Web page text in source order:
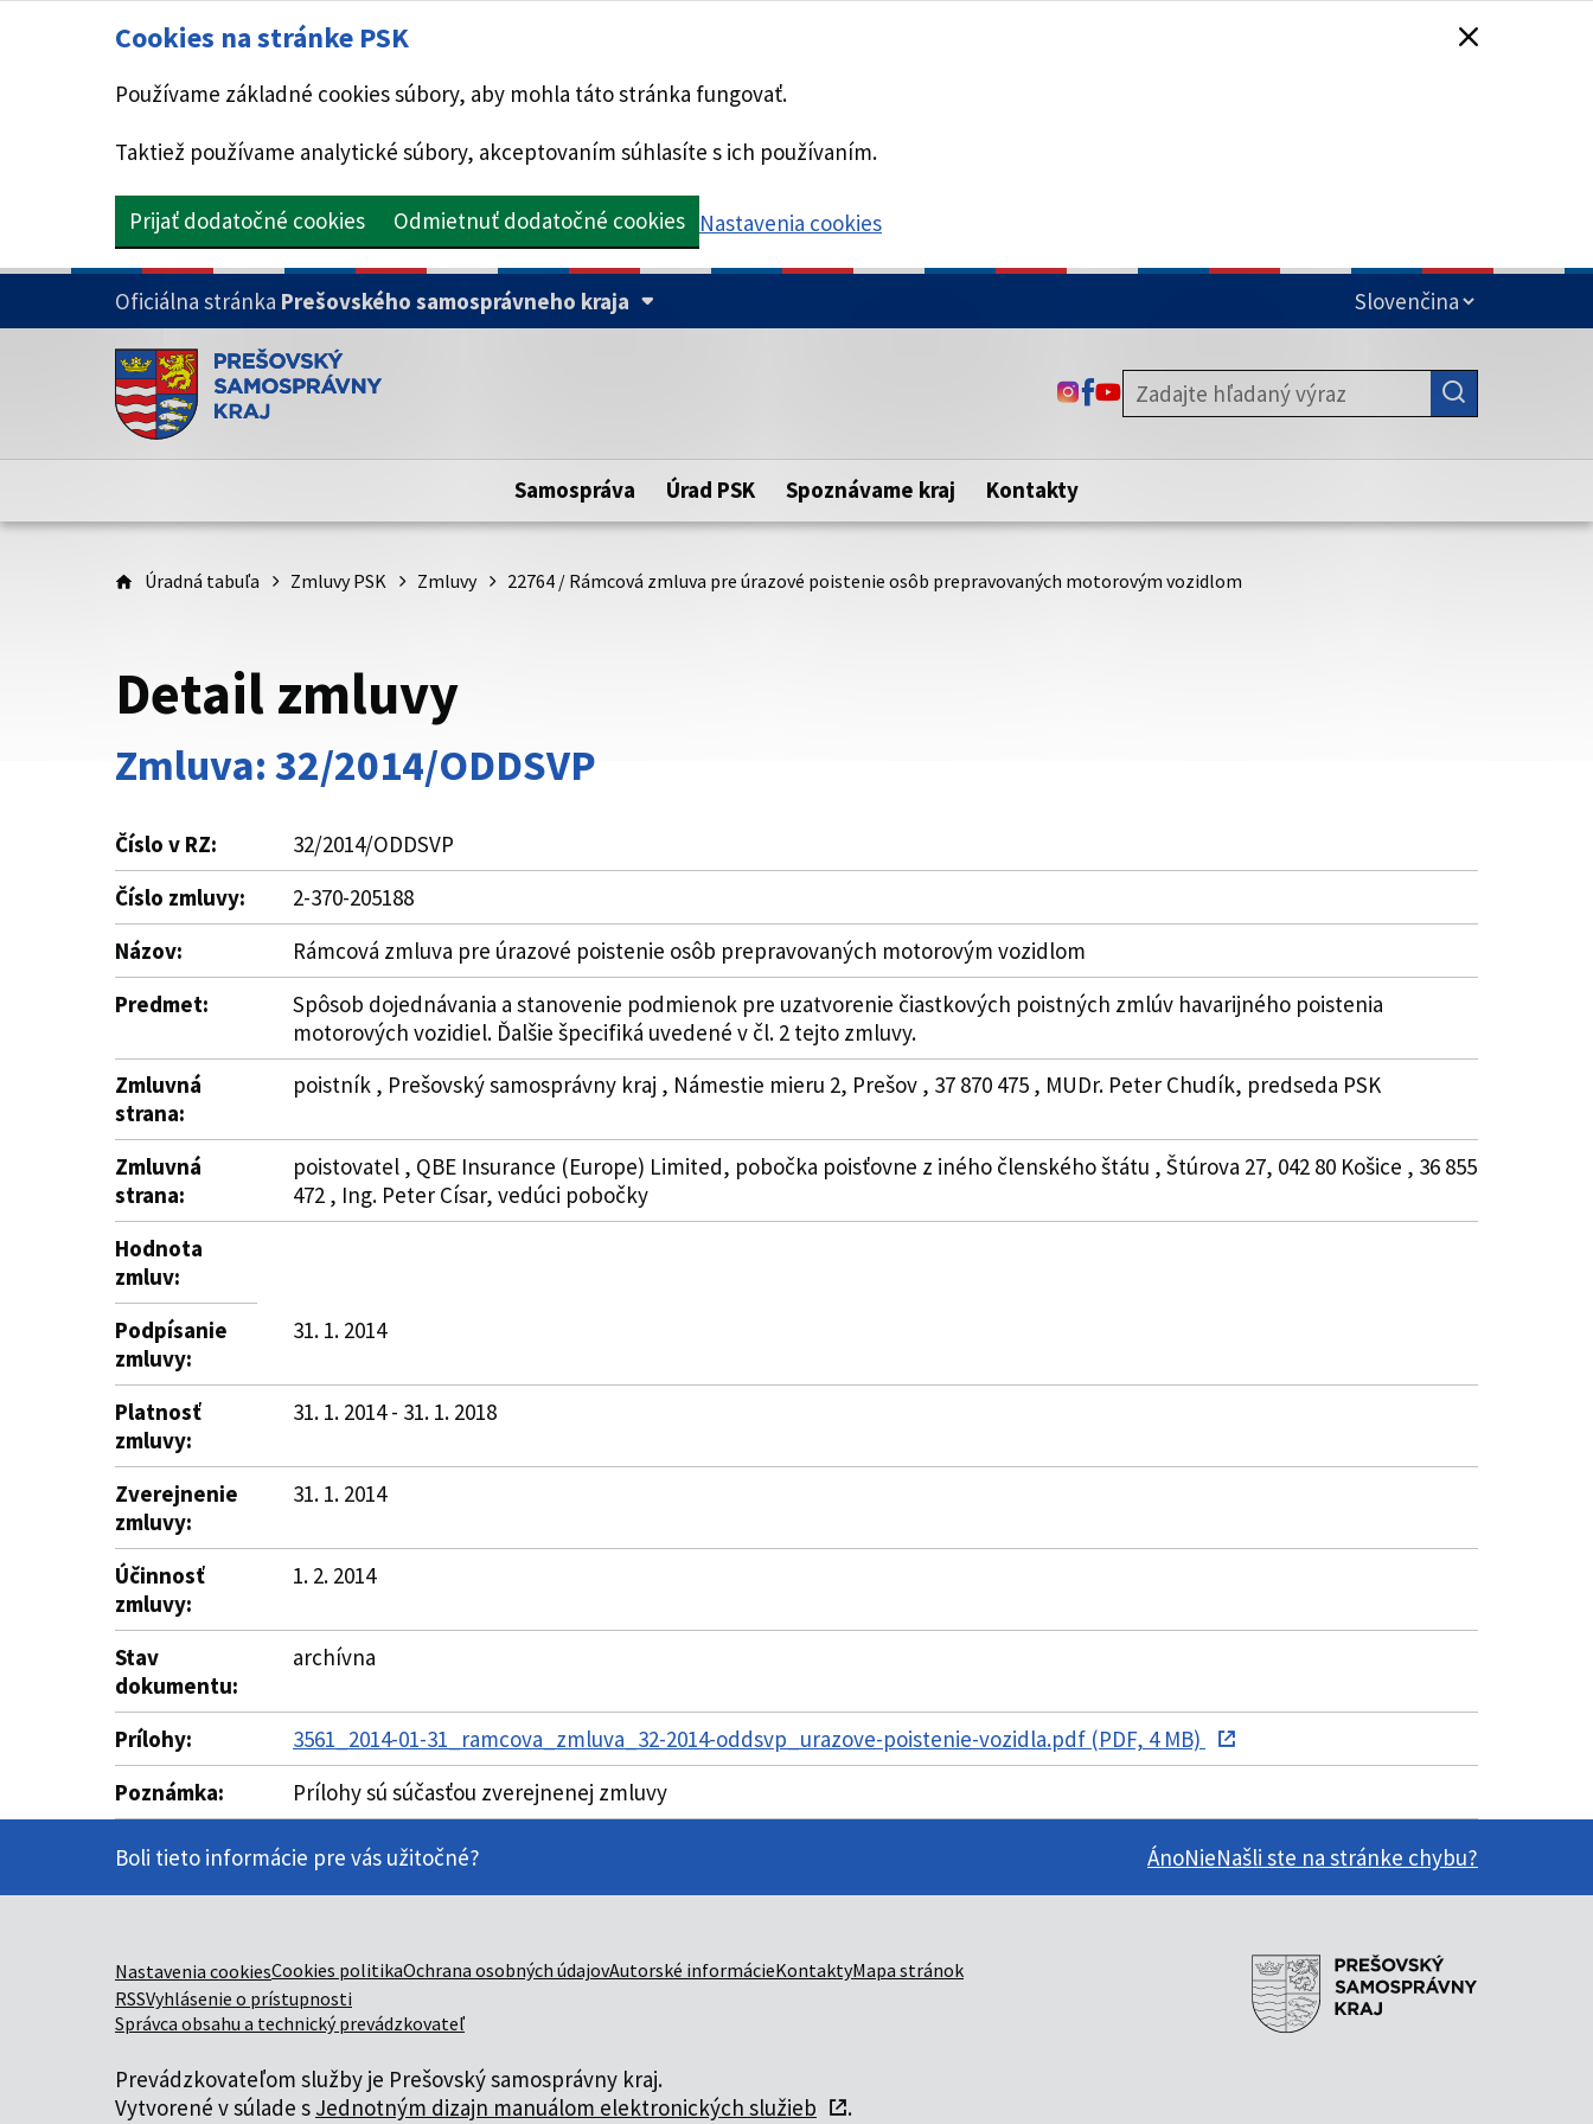
Cookies na stránke PSK
Používame základné cookies súbory, aby mohla táto stránka fungovať.
Taktiež používame analytické súbory, akceptovaním súhlasíte s ich používaním.
Prijať dodatočné cookies Odmietnuť dodatočné cookies Nastavenia cookies
PRESKOČIŤ NA HLAVNÝ OBSAH
Oficiálna stránka Prešovského samosprávneho kraja
Doména psk.sk je oficiálna
Toto je oficiálna webová stránka Prešovského samosprávneho kraja.
Táto stránka je zabezpečená
zabezpečenú webovú stránku. Zabezpečená stránka vždy začína
https:// pred názvom domény webového sídla.
ODKAZ SA OTVORÍ NA NOVEJ KARTE
ODKAZ SA OTVORÍ NA NOVEJ KARTE
ODKAZ SA OTVORÍ NA NOVEJ KARTE
Samospráva Úrad PSK Spoznávame kraj Kontakty
Úradná tabuľa Zmluvy PSK Zmluvy 22764 / Rámcová zmluva pre úrazové poistenie osôb prepravovaných motorovým vozidlom
Detail zmluvy
Zmluva: 32/2014/ODDSVP
Číslo v RZ:
32/2014/ODDSVP
Číslo zmluvy:
2-370-205188
Názov:
Rámcová zmluva pre úrazové poistenie osôb prepravovaných motorovým vozidlom
Predmet:
Spôsob dojednávania a stanovenie podmienok pre uzatvorenie čiastkových poistných zmlúv havarijného poistenia
motorových vozidiel. Ďalšie špecifiká uvedené v čl. 2 tejto zmluvy.
Zmluvná
strana:
poistník , Prešovský samosprávny kraj , Námestie mieru 2, Prešov , 37 870 475 , MUDr. Peter Chudík, predseda PSK
Zmluvná
strana:
poistovatel , QBE Insurance (Europe) Limited, pobočka poisťovne z iného členského štátu , Štúrova 27, 042 80 Košice , 36 855
472 , Ing. Peter Císar, vedúci pobočky
Hodnota
zmluv:
Podpísanie
zmluvy:
31. 1. 2014
Platnosť
zmluvy:
31. 1. 2014 - 31. 1. 2018
Zverejnenie
zmluvy:
31. 1. 2014
Účinnosť
zmluvy:
1. 2. 2014
Stav
dokumentu:
archívna
Prílohy:
3561_2014-01-31_ramcova_zmluva_32-2014-oddsvp_urazove-poistenie-vozidla.pdf (PDF, 4 MB)
Poznámka:
Prílohy sú súčasťou zverejnenej zmluvy
Boli tieto informácie pre vás užitočné? ÁnoNieNašli ste na stránke chybu?
Nastavenia cookiesCookies politikaOchrana osobných údajovAutorské informácieKontaktyMapa stránok
RSSVyhlásenie o prístupnosti
Správca obsahu a technický prevádzkovateľ
Prevádzkovateľom služby je Prešovský samosprávny kraj.
Vytvorené v súlade s Jednotným dizajn manuálom elektronických služieb .